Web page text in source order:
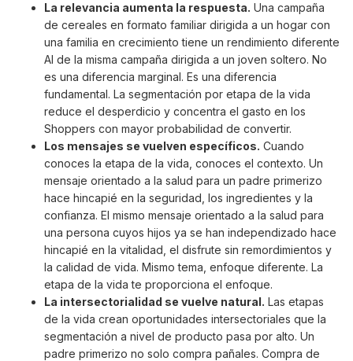
La relevancia aumenta la respuesta. Una campaña
de cereales en formato familiar dirigida a un hogar con
una familia en crecimiento tiene un rendimiento diferente
AI de la misma campaña dirigida a un joven soltero. No
es una diferencia marginal. Es una diferencia
fundamental. La segmentación por etapa de la vida
reduce el desperdicio y concentra el gasto en los
Shoppers con mayor probabilidad de convertir.
Los mensajes se vuelven específicos. Cuando
conoces la etapa de la vida, conoces el contexto. Un
mensaje orientado a la salud para un padre primerizo
hace hincapié en la seguridad, los ingredientes y la
confianza. El mismo mensaje orientado a la salud para
una persona cuyos hijos ya se han independizado hace
hincapié en la vitalidad, el disfrute sin remordimientos y
la calidad de vida. Mismo tema, enfoque diferente. La
etapa de la vida te proporciona el enfoque.
La intersectorialidad se vuelve natural. Las etapas
de la vida crean oportunidades intersectoriales que la
segmentación a nivel de producto pasa por alto. Un
padre primerizo no solo compra pañales. Compra de